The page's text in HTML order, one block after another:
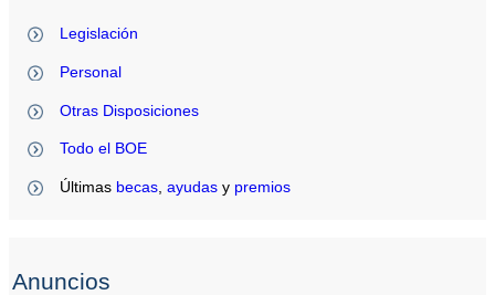
Legislación
Personal
Otras Disposiciones
Todo el BOE
Últimas becas ,ayudas y premios
Anuncios